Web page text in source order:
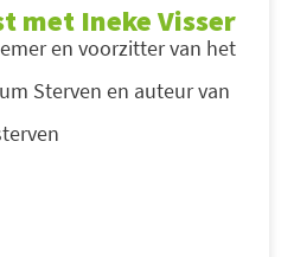
met Ineke Visser
en voorzitter van het
Sterven en auteur van